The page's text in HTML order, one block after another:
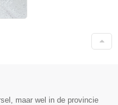
maar wel in de provincie